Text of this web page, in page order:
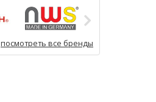
посмотреть все бренды